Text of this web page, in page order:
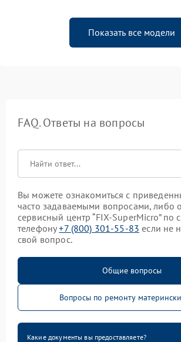
Показать все модели
FAQ. Ответы на вопросы
Вы можете ознакомиться с
часто задаваемыми вопросами, либо
сервисный центр “FIX-SuperMicro” по
телефону+7 (800) 301-55-83 если не
свой вопрос.
Общие вопросы
Вопросы по ремонту
Какие документы вы предоставляете?